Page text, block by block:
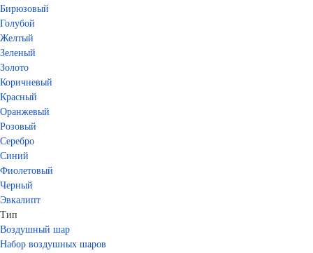
Бирюзовый
Голубой
Желтый
Зеленый
Золото
Коричневый
Красный
Оранжевый
Розовый
Серебро
Синий
Фиолетовый
Черный
Эвкалипт
Тип
Воздушный шар
Набор воздушных шаров